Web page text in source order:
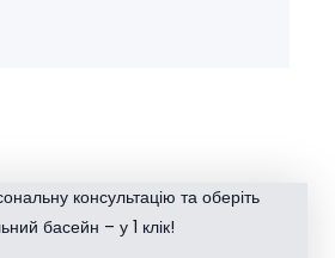
консультацію та оберіть
басейн – у 1 клік!